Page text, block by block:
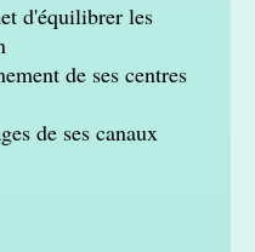
d'équilibrer les
de ses centres
de ses canaux